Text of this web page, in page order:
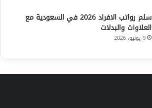
سلم رواتب الافراد 2026 في السعودية مع
العلاوات والبدلات
9 يونيو، 2026